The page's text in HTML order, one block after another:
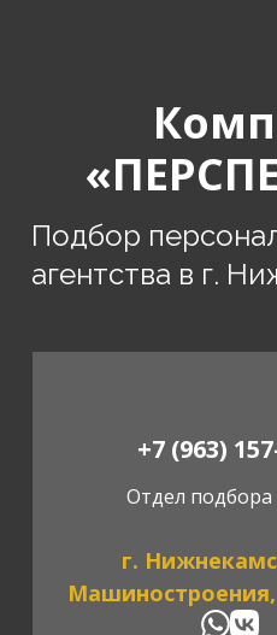
Отдел подбора
+7 (963)
г.
Машиностроения,
Подбор
агентства в г.